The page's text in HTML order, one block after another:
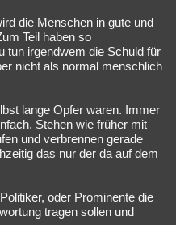
die Menschen in gute und
Teil haben so
tun irgendwem die Schuld für
nicht als normal menschlich
lange Opfer waren. Immer
Stehen wie früher mit
und verbrennen gerade
das nur der da auf dem
oder Prominente die
tragen sollen und